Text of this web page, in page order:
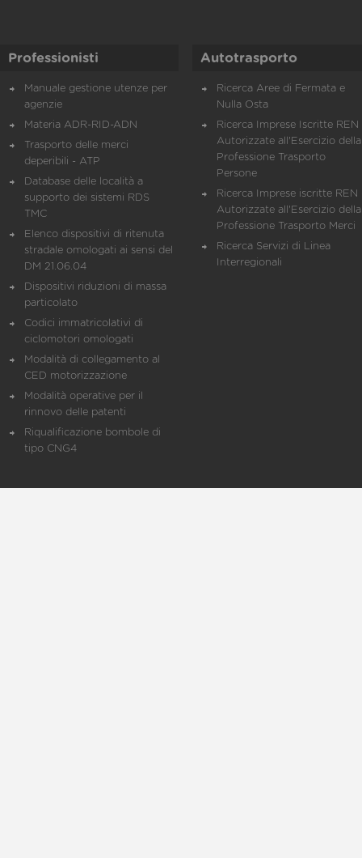
Professionisti
Manuale gestione utenze per
agenzie
Materia ADR-RID-ADN
Trasporto delle merci
deperibili - ATP
Database delle località a
supporto dei sistemi RDS
TMC
Elenco dispositivi di ritenuta
stradale omologati ai sensi del
DM 21.06.04
Dispositivi riduzioni di massa
particolato
Codici immatricolativi di
ciclomotori omologati
Modalità di collegamento al
CED motorizzazione
Modalità operative per il
rinnovo delle patenti
Riqualificazione bombole di
tipo CNG4
Autotrasporto
Ricerca Aree di Fermata e
Nulla Osta
Ricerca Imprese Iscritte REN
Autorizzate all'Esercizio della
Professione Trasporto
Persone
Ricerca Imprese iscritte REN
Autorizzate all'Esercizio della
Professione Trasporto Merci
Ricerca Servizi di Linea
Interregionali